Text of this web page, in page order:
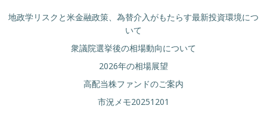
地政学リスクと米金融政策、為替介入がもたらす最新投資環境につ
いて
衆議院選挙後の相場動向について
2026年の相場展望
高配当株ファンドのご案内
市況メモ20251201